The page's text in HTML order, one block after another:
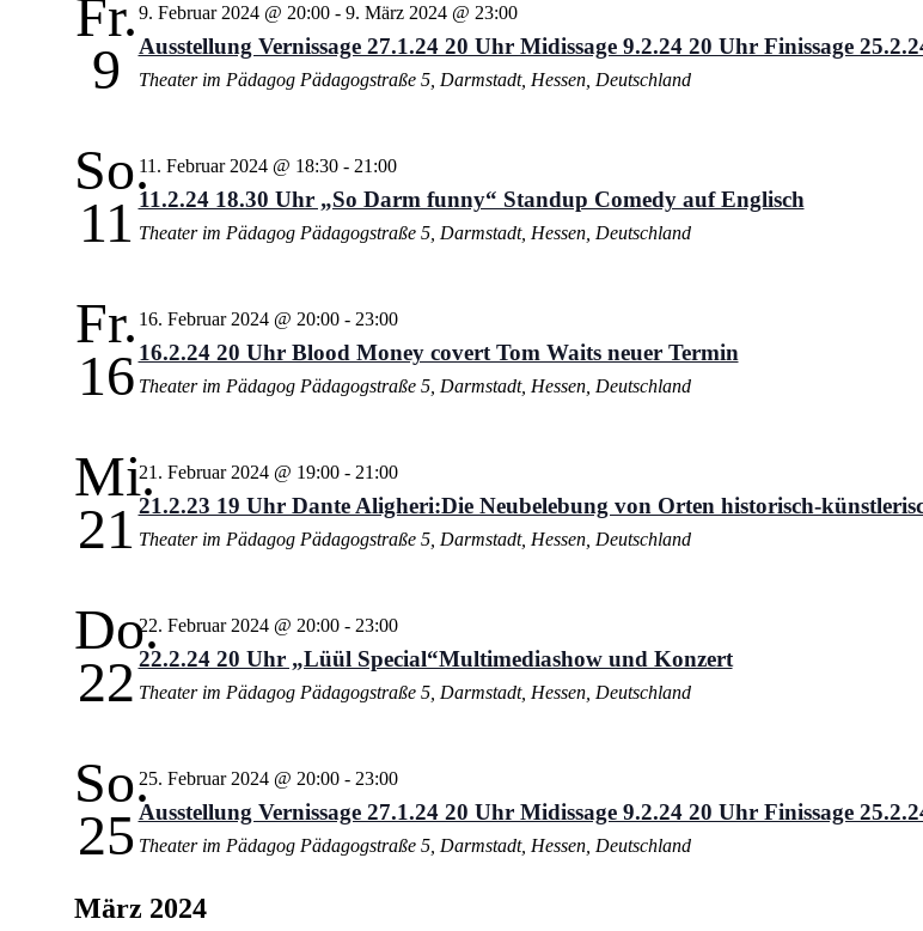
Fr.
9
9. Februar 2024 @ 20:00- 9. März 2024 @ 23:00
Ausstellung Vernissage 27.1.24 20 Uhr Midissage 9.2.24 20 Uhr Finissage
Theater im Pädagog Pädagogstraße 5, Darmstadt, Hessen, Deutschland
So.
11
11. Februar 2024 @ 18:30- 21:00
11.2.24 18.30 Uhr „So Darm funny“ Standup Comedy auf Englisch
Theater im Pädagog Pädagogstraße 5, Darmstadt, Hessen, Deutschland
Fr.
16
16. Februar 2024 @ 20:00- 23:00
16.2.24 20 Uhr Blood Money covert Tom Waits neuer Termin
Theater im Pädagog Pädagogstraße 5, Darmstadt, Hessen, Deutschland
Mi.
21
21. Februar 2024 @ 19:00- 21:00
21.2.23 19 Uhr Dante Aligheri:Die Neubelebung von Orten historisch-
Theater im Pädagog Pädagogstraße 5, Darmstadt, Hessen, Deutschland
Do.
22
22. Februar 2024 @ 20:00- 23:00
22.2.24 20 Uhr „Lüül Special“Multimediashow und Konzert
Theater im Pädagog Pädagogstraße 5, Darmstadt, Hessen, Deutschland
So.
25
25. Februar 2024 @ 20:00- 23:00
Ausstellung Vernissage 27.1.24 20 Uhr Midissage 9.2.24 20 Uhr Finissage
Theater im Pädagog Pädagogstraße 5, Darmstadt, Hessen, Deutschland
März 2024